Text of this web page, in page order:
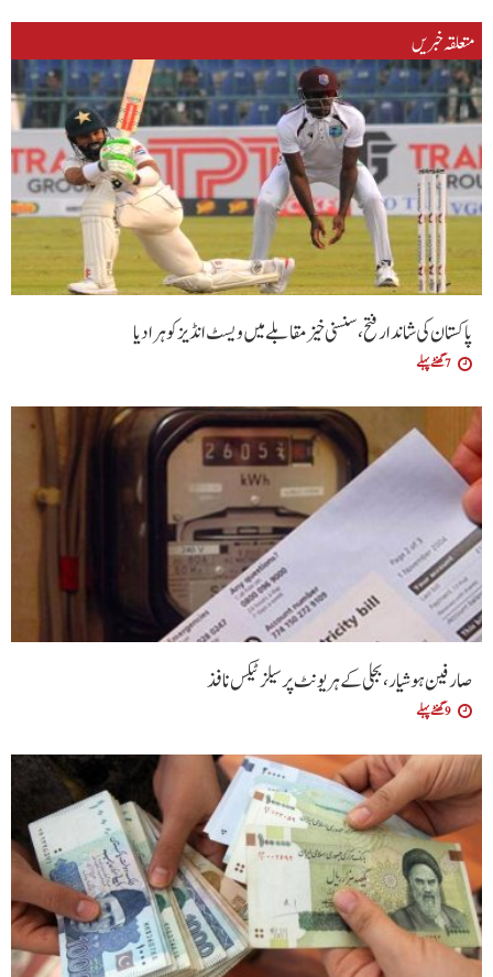
متعلقہ خبریں
پاکستان کی شاندار فتح،سنسنی خیز مقابلے میں ویسٹ انڈیز کو ہرا دیا
7 گھنٹے پہلے
صارفین ہوشیار، بجلی کے ہر یونٹ پر سیلز ٹیکس نافذ
9 گھنٹے پہلے